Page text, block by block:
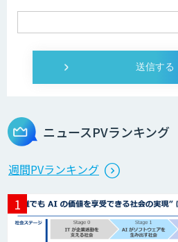
ログミーツ
生成AI活用
データ分析エ
ニュースPVランキング
週間PVランキング